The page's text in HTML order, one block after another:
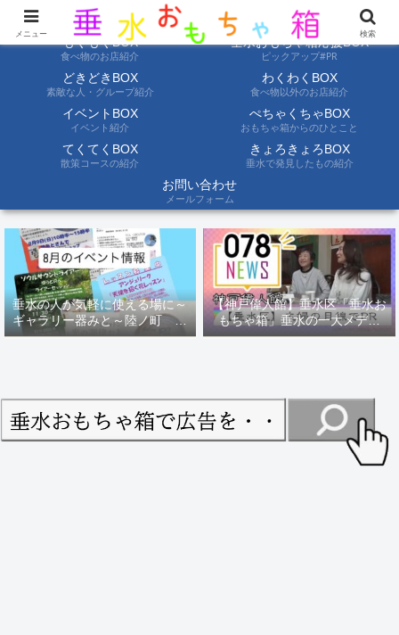
ようこそ垂水おもちゃ箱へ。垂水の情報を自分たちの目でみて聞いて伝えます
もぐもぐBOX
食べ物のお店紹介
垂水おもちゃ箱応援BOX
ピックアップ#PR
どきどきBOX
素敵な人・グループ紹介
わくわくBOX
食べ物以外のお店紹介
イベントBOX
イベント紹介
ぺちゃくちゃBOX
おもちゃ箱からのひとこと
てくてくBOX
散策コースの紹介
きょろきょろBOX
垂水で発見したもの紹介
お問い合わせ
メールフォーム
垂水の人が気軽に使える場に～
ギャラリー器みと～陸ノ町 ８
月のイベント情報
【神戸偉人館】垂水区「垂水お
もちゃ箱」垂水の一大メディ
ア！？｜神戸の魅力を凸インタ
メニュー 検索